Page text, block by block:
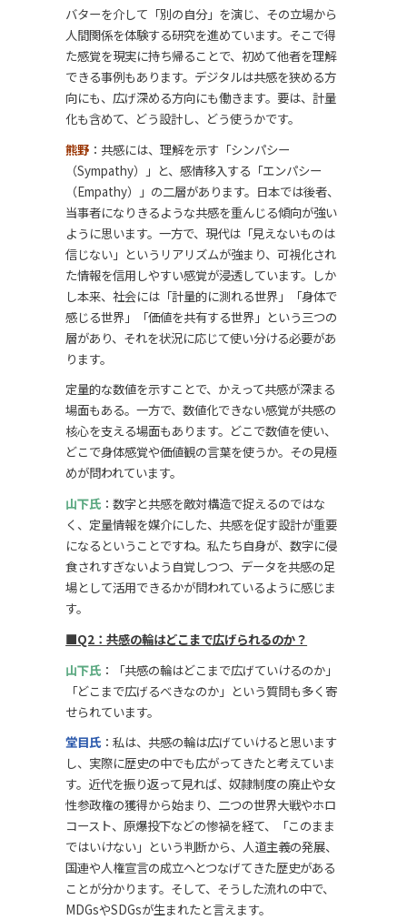
バターを介して「別の自分」を演じ、その立場から
人間関係を体験する研究を進めています。そこで得
た感覚を現実に持ち帰ることで、初めて他者を理解
できる事例もあります。デジタルは共感を狭める方
向にも、広げ深める方向にも働きます。要は、計量
化も含めて、どう設計し、どう使うかです。
熊野 ：共感には、理解を示す「シンパシー
（Sympathy）」と、感情移入する「エンパシー
（Empathy）」の二層があります。日本では後者、
当事者になりきるような共感を重んじる傾向が強い
ように思います。一方で、現代は「見えないものは
信じない」というリアリズムが強まり、可視化され
た情報を信用しやすい感覚が浸透しています。しか
し本来、社会には「計量的に測れる世界」「身体で
感じる世界」「価値を共有する世界」という三つの
層があり、それを状況に応じて使い分ける必要があ
ります。
定量的な数値を示すことで、かえって共感が深まる
場面もある。一方で、数値化できない感覚が共感の
核心を支える場面もあります。どこで数値を使い、
どこで身体感覚や価値観の言葉を使うか。その見極
めが問われています。
山下氏 ：数字と共感を敵対構造で捉えるのではな
く、定量情報を媒介にした、共感を促す設計が重要
になるということですね。私たち自身が、数字に侵
食されすぎないよう自覚しつつ、データを共感の足
場として活用できるかが問われているように感じま
す。
■Q2：共感の輪はどこまで広げられるのか？
山下氏 ：「共感の輪はどこまで広げていけるのか」
「どこまで広げるべきなのか」という質問も多く寄
せられています。
堂目氏 ：私は、共感の輪は広げていけると思います
し、実際に歴史の中でも広がってきたと考えていま
す。近代を振り返って見れば、奴隷制度の廃止や女
性参政権の獲得から始まり、二つの世界大戦やホロ
コースト、原爆投下などの惨禍を経て、「このまま
ではいけない」という判断から、人道主義の発展、
国連や人権宣言の成立へとつなげてきた歴史がある
ことが分かります。そして、そうした流れの中で、
MDGsやSDGsが生まれたと言えます。